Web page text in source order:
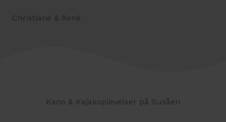
Christiane & René
Kano & Kajakoplevelser på Susåen